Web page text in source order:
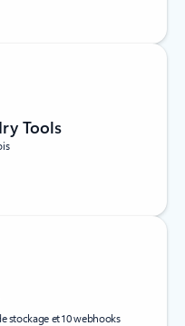
Tools
stockage et 10 webhooks